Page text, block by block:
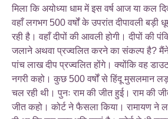
मिला कि अयोध्या धाम में इस वर्ष आज या कल
वहाँ लगभग 500 वर्षों के उपरांत दीपावली बड़ी
रही है। वहाँ दीपों की आवली होगी। दीपों की
जलाने अथवा प्रज्वलित करने का संकल्प है? मैंने
पांच लाख दीप प्रज्वलित होंगे। क्योंकि वह
नगरी कहो। कुछ 500 वर्षों से हिंदू मुसलमान
चल रही थी। पुनः राम की जीत हुई। राम की
जीत कहो। कोर्ट ने फैसला किया। रामायण ने